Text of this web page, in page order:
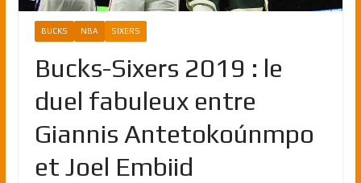
BUCKS NBA SIXERS
Bucks-Sixers 2019 : le
duel fabuleux entre
Giannis Antetokoúnmpo
et Joel Embiid